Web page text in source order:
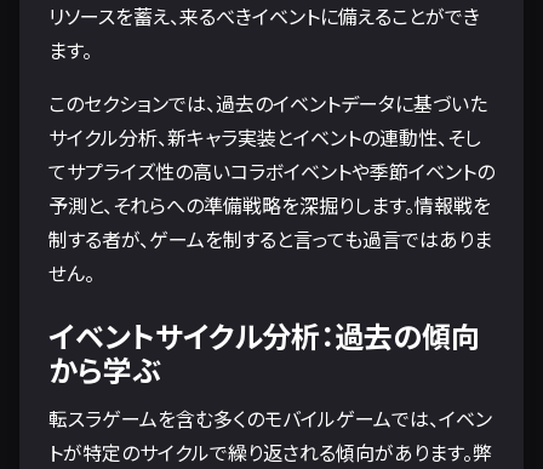
リソースを蓄え、来るべきイベントに備えることができ
ます。
このセクションでは、過去のイベントデータに基づいた
サイクル分析、新キャラ実装とイベントの連動性、そし
てサプライズ性の高いコラボイベントや季節イベントの
予測と、それらへの準備戦略を深掘りします。情報戦を
制する者が、ゲームを制すると言っても過言ではありま
せん。
イベントサイクル分析：過去の傾向
から学ぶ
転スラゲームを含む多くのモバイルゲームでは、イベン
トが特定のサイクルで繰り返される傾向があります。弊